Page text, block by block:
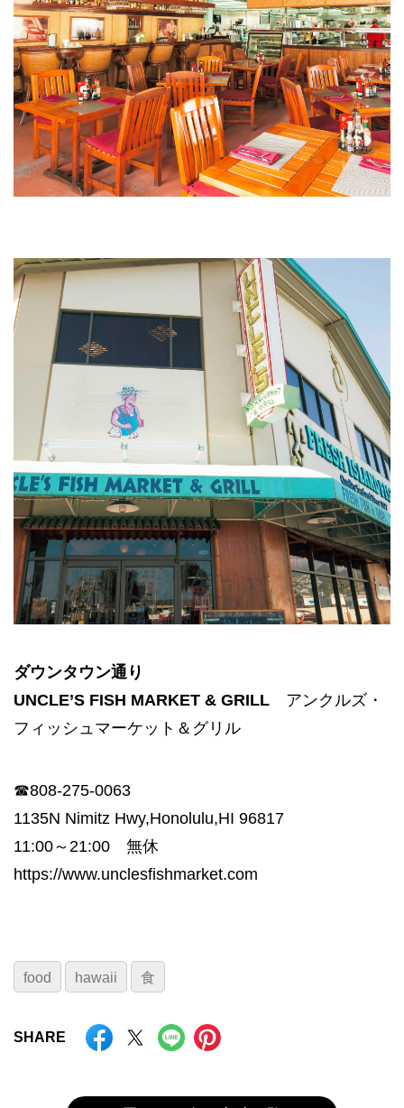
ダウンタウン通り
UNCLE’S FISH MARKET & GRILL アンクルズ・
フィッシュマーケット＆グリル
☎808-275-0063
1135N Nimitz Hwy,Honolulu,HI 96817
11:00～21:00 無休
https://www.unclesfishmarket.com
food hawaii 食
SHARE